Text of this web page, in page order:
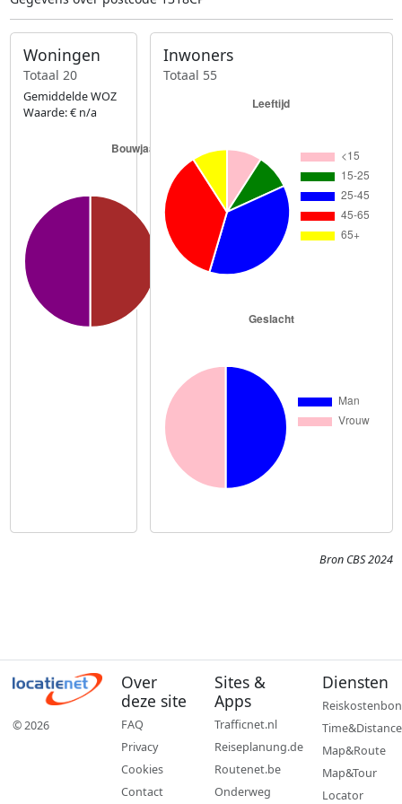
Woningen
Totaal 20
Gemiddelde WOZ
Waarde: € n/a
Inwoners
Totaal 55
Bron CBS 2024
© 2026
Over
deze site
FAQ
Privacy
Cookies
Contact
Sites &
Apps
Trafficnet.nl
Reiseplanung.de
Routenet.be
Onderweg
Diensten
Reiskostenbon
Time&Distance
Map&Route
Map&Tour
Locator